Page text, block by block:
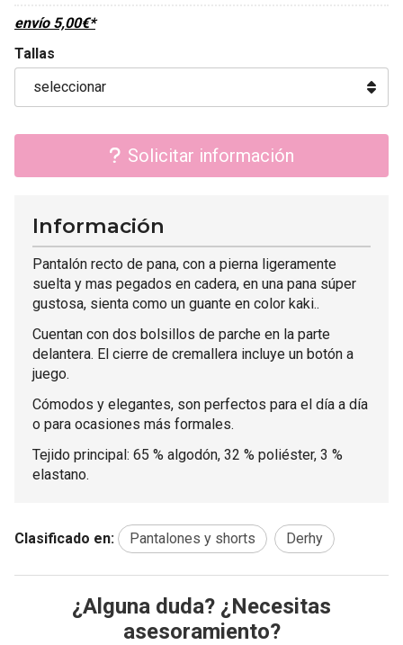
envío 5,00€*
Tallas
Solicitar información
Información
Pantalón recto de pana, con a pierna ligeramente
suelta y mas pegados en cadera, en una pana súper
gustosa, sienta como un guante en color kaki..
Cuentan con dos bolsillos de parche en la parte
delantera. El cierre de cremallera incluye un botón a
juego.
Cómodos y elegantes, son perfectos para el día a día
o para ocasiones más formales.
Tejido principal: 65 % algodón, 32 % poliéster, 3 %
elastano.
Clasificado en: Pantalones y shorts Derhy
¿Alguna duda? ¿Necesitas
asesoramiento?